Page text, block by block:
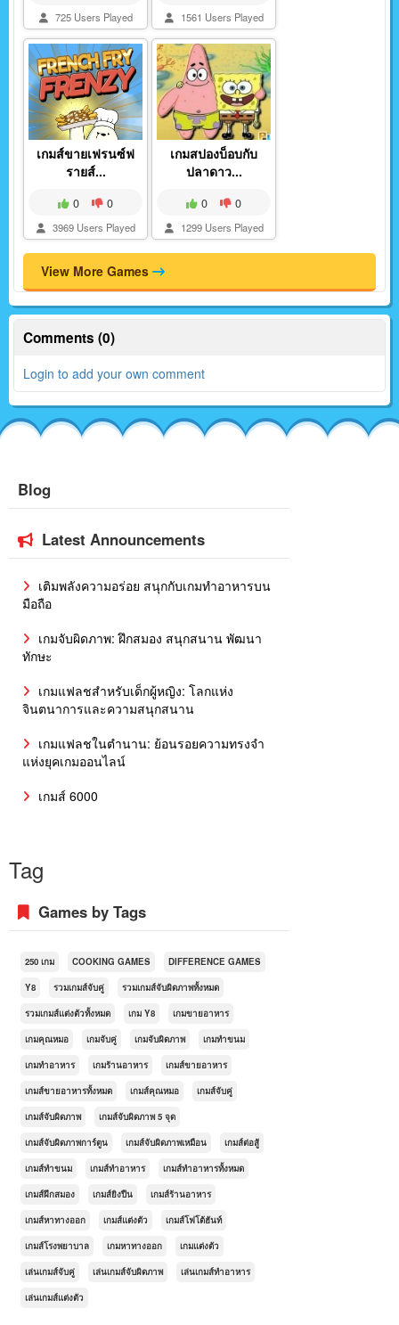
725 Users Played 1561 Users Played
เกมส์ขายเฟรนซ์ฟ
รายส์...
0 0
3969 Users Played
เกมสปองบ็อบกับ
ปลาดาว...
0 0
1299 Users Played
View More Games
Comments (0)
Login to add your own comment
Blog
Latest Announcements
เติมพลังความอร่อย สนุกกับเกมทำอาหารบน
มือถือ
เกมจับผิดภาพ: ฝึกสมอง สนุกสนาน พัฒนา
ทักษะ
เกมแฟลชสำหรับเด็กผู้หญิง: โลกแห่ง
จินตนาการและความสนุกสนาน
เกมแฟลชในตำนาน: ย้อนรอยความทรงจำ
แห่งยุคเกมออนไลน์
เกมส์ 6000
Tag
Games by Tags
250 เกม COOKING GAMES DIFFERENCE GAMES
Y8 รวมเกมส์จับคู่ รวมเกมส์จับผิดภาพทั้งหมด
รวมเกมส์แต่งตัวทั้งหมด เกม Y8 เกมขายอาหาร
เกมคุณหมอ เกมจับคู่ เกมจับผิดภาพ เกมทำขนม
เกมทำอาหาร เกมร้านอาหาร เกมส์ขายอาหาร
เกมส์ขายอาหารทั้งหมด เกมส์คุณหมอ เกมส์จับคู่
เกมส์จับผิดภาพ เกมส์จับผิดภาพ 5 จุด
เกมส์จับผิดภาพการ์ตูน เกมส์จับผิดภาพเหมือน เกมส์ต่อสู้
เกมส์ทำขนม เกมส์ทำอาหาร เกมส์ทำอาหารทั้งหมด
เกมส์ฝึกสมอง เกมส์ยิงปืน เกมส์ร้านอาหาร
เกมส์หาทางออก เกมส์แต่งตัว เกมส์โฟโต้ฮันท์
เกมส์โรงพยาบาล เกมหาทางออก เกมแต่งตัว
เล่นเกมส์จับคู่ เล่นเกมส์จับผิดภาพ เล่นเกมส์ทำอาหาร
เล่นเกมส์แต่งตัว